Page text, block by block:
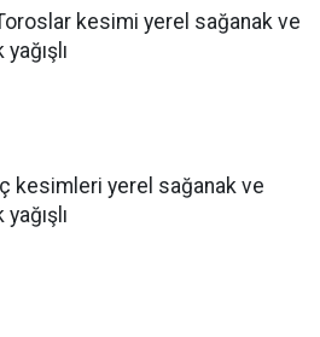
kesimi yerel sağanak ve
kesimleri yerel sağanak ve